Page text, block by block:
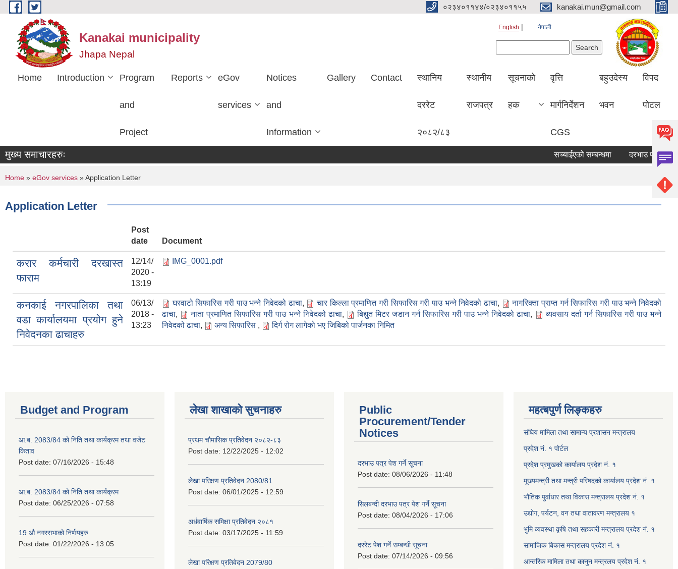
Skip to main content ०२३४०११४४/०२३४०११५५ kanakai.mun@gmail.com
Kanakai municipality
Jhapa Nepal
English नेपाली
Home Introduction Program
and
Project
Reports eGov
services
Notices
and
Information
Gallery Contact स्थानिय
दररेट
२०८२/८३
स्थानीय
राजपत्र
सूचनाको
हक
वृत्ति
मार्गनिर्देशन
CGS
बहुउदेस्य
भवन
विपद
पोटल
मुख्य समाचारहरुः सच्याईएको सम्बन्धमा दरभाउ पत्र पेश गर्ने
You are here
Home » eGov services » Application Letter
Application Letter
Post
date
Document
करार कर्मचारी दरखास्त
फाराम
12/14/
2020 -
13:19
IMG_0001.pdf
कनकाई नगरपालिका तथा
वडा कार्यालयमा प्रयोग हुने
निवेदनका ढाचाहरु
06/13/
2018 -
13:23
घरवाटो सिफारिस गरी पाउ भन्ने निवेदको ढाचा, चार किल्ला प्रमाणित गरी सिफारिस गरी पाउ भन्ने निवेदको ढाचा,
नागरिक्ता प्राप्त गर्न सिफारिस गरी पाउ भन्ने निवेदको
ढाचा, नाता प्रमाणित सिफारिस गरी पाउ भन्ने निवेदको ढाचा, बिद्युत मिटर जडान गर्न सिफारिस गरी पाउ भन्ने निवेदको ढाचा,
व्यवसाय दर्ता गर्न सिफारिस गरी पाउ भन्ने
निवेदको ढाचा, अन्य सिफारिस , दिर्ग रोग लागेको भए जिबिको पार्जनका निमित
Budget and Program
आ.ब. 2083/84 को निति तथा कार्यक्रम तथा वजेट
किताव
Post date: 07/16/2026 - 15:48
आ.ब. 2083/84 को निति तथा कार्यक्रम
Post date: 06/25/2026 - 07:58
19 औ नगरसभाको निर्णयहरु
Post date: 01/22/2026 - 13:05
लेखा शाखाको सुचनाहरु
प्रथम चौमासिक प्रतिवेदन २०८२-८३
Post date: 12/22/2025 - 12:02
लेखा परिक्षण प्रतिवेदन 2080/81
Post date: 06/01/2025 - 12:59
अर्धवार्षिक समिक्षा प्रतिवेदन २०८१
Post date: 03/17/2025 - 11:59
लेखा परिक्षण प्रतिवेदन 2079/80
Public
Procurement/Tender
Notices
दरभाउ पत्र पेश गर्ने सूचना
Post date: 08/06/2026 - 11:48
सिलबन्दी दरभाउ पत्र पेश गर्ने सूचना
Post date: 08/04/2026 - 17:06
दररेट पेश गर्ने सम्बन्धी सूचना
Post date: 07/14/2026 - 09:56
महत्बपुर्ण लिङ्कहरु
संघिय मामिला तथा सामान्य प्रशासन मन्त्रालय
प्रदेश नं. १ पोर्टल
प्रदेश प्रमुखको कार्यालय प्रदेश नं. १
मूख्यमन्त्री तथा मन्त्री परिषदको कार्यालय प्रदेश नं. १
भौतिक पुर्वाधार तथा विकास मन्त्रालय प्रदेश नं. १
उद्योग, पर्यटन, वन तथा वातावरण मन्त्रालय १
भुमि व्यवस्था कृषि तथा सहकारी मन्त्रालय प्रदेश नं. १
सामाजिक बिकास मन्त्रालय प्रदेश नं. १
आन्तरिक मामिला तथा कानुन मन्त्रलय प्रदेश नं. १